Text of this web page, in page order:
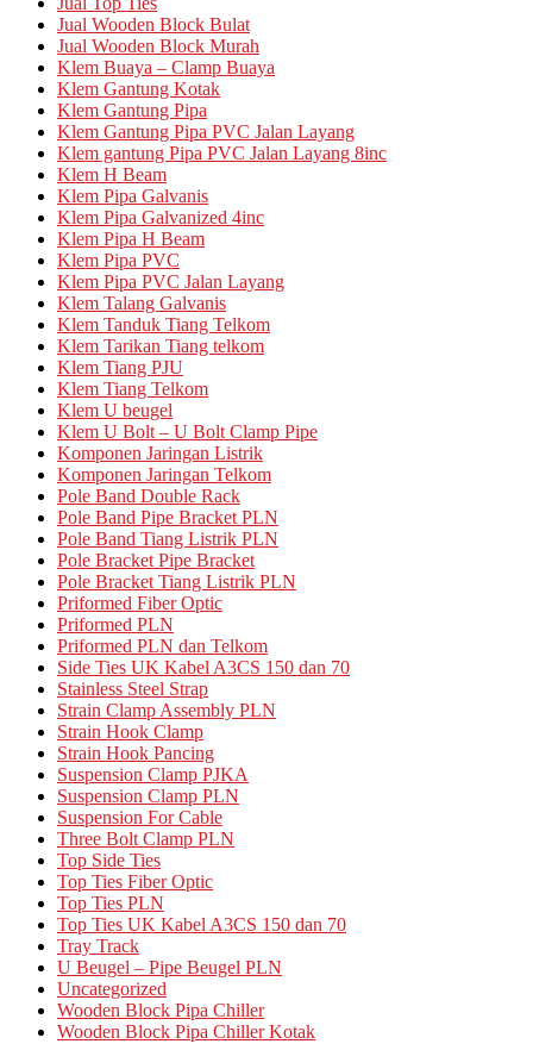
Jual Wooden Block Bulat
Jual Wooden Block Murah
Klem Buaya – Clamp Buaya
Klem Gantung Kotak
Klem Gantung Pipa
Klem Gantung Pipa PVC Jalan Layang
Klem gantung Pipa PVC Jalan Layang 8inc
Klem H Beam
Klem Pipa Galvanis
Klem Pipa Galvanized 4inc
Klem Pipa H Beam
Klem Pipa PVC
Klem Pipa PVC Jalan Layang
Klem Talang Galvanis
Klem Tanduk Tiang Telkom
Klem Tarikan Tiang telkom
Klem Tiang PJU
Klem Tiang Telkom
Klem U beugel
Klem U Bolt – U Bolt Clamp Pipe
Komponen Jaringan Listrik
Komponen Jaringan Telkom
Pole Band Double Rack
Pole Band Pipe Bracket PLN
Pole Band Tiang Listrik PLN
Pole Bracket Pipe Bracket
Pole Bracket Tiang Listrik PLN
Priformed Fiber Optic
Priformed PLN
Priformed PLN dan Telkom
Side Ties UK Kabel A3CS 150 dan 70
Stainless Steel Strap
Strain Clamp Assembly PLN
Strain Hook Clamp
Strain Hook Pancing
Suspension Clamp PJKA
Suspension Clamp PLN
Suspension For Cable
Three Bolt Clamp PLN
Top Side Ties
Top Ties Fiber Optic
Top Ties PLN
Top Ties UK Kabel A3CS 150 dan 70
Tray Track
U Beugel – Pipe Beugel PLN
Uncategorized
Wooden Block Pipa Chiller
Wooden Block Pipa Chiller Kotak